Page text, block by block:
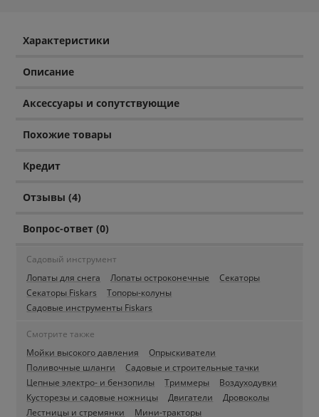
Характеристики
Описание
Аксессуары и сопутствующие
Похожие товары
Кредит
Отзывы (4)
Вопрос-ответ (0)
Садовый инструмент
Лопаты для снега
Лопаты остроконечные
Секаторы
Секаторы Fiskars
Топоры-колуны
Садовые инструменты Fiskars
Смотрите также
Мойки высокого давления
Опрыскиватели
Поливочные шланги
Садовые и строительные тачки
Цепные электро- и бензопилы
Триммеры
Воздуходувки
Кусторезы и садовые ножницы
Двигатели
Дровоколы
Лестницы и стремянки
Мини-тракторы